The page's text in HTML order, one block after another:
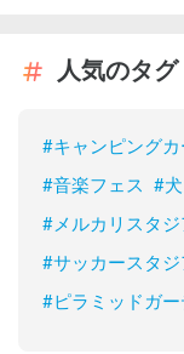
人気のタグ
#キャンピングカ
#音楽フェス #犬
#メルカリスタジ
#サッカースタジ
#ピラミッドガー